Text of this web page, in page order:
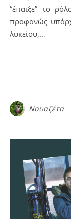
“έπαιξε” το
προφανώς
λυκείου,…
Νουαζέτα